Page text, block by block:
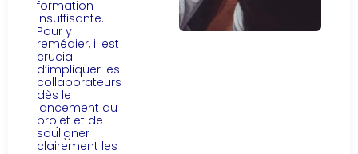
formation
insuffisante.
Pour y
remédier, il est
crucial
d’impliquer les
collaborateurs
dès le
lancement du
projet et de
souligner
clairement les